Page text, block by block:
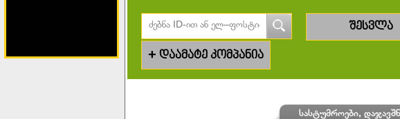
შესვლა
+ დაამატე კომპანია
სასტუმროები,